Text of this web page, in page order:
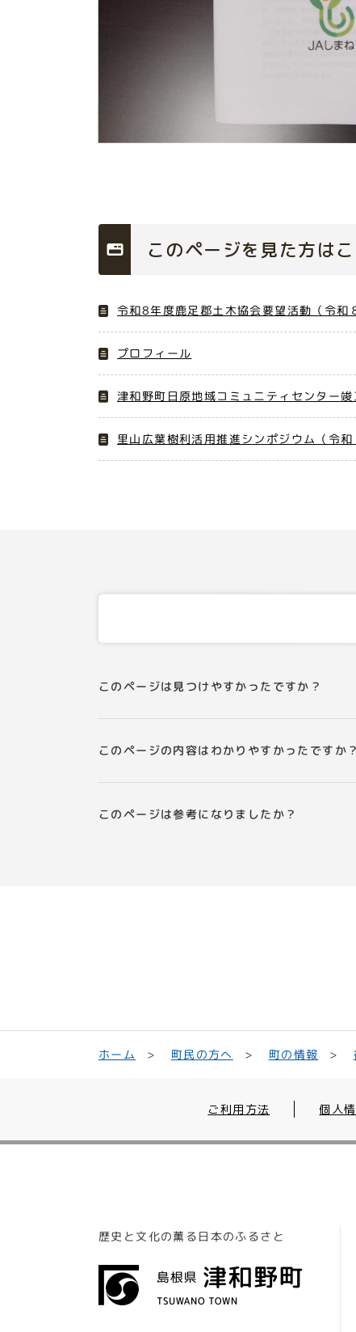
このページを見た方は
令和8年度鹿足郡土木協会要望活動（令和
プロフィール
津和野町日原地域コミュニティセンター
里山広葉樹利活用推進シンポジウム（令和
このページは見つけやすかったですか？
このページの内容はわかりやすかったですか？
このページは参考になりましたか？
ホーム 町民の方へ 町の情報
ご利用方法 個人
歴史と文化の薫る日本のふるさと